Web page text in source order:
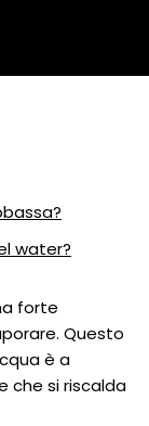
water?
forte
Questo
è a
che si riscalda